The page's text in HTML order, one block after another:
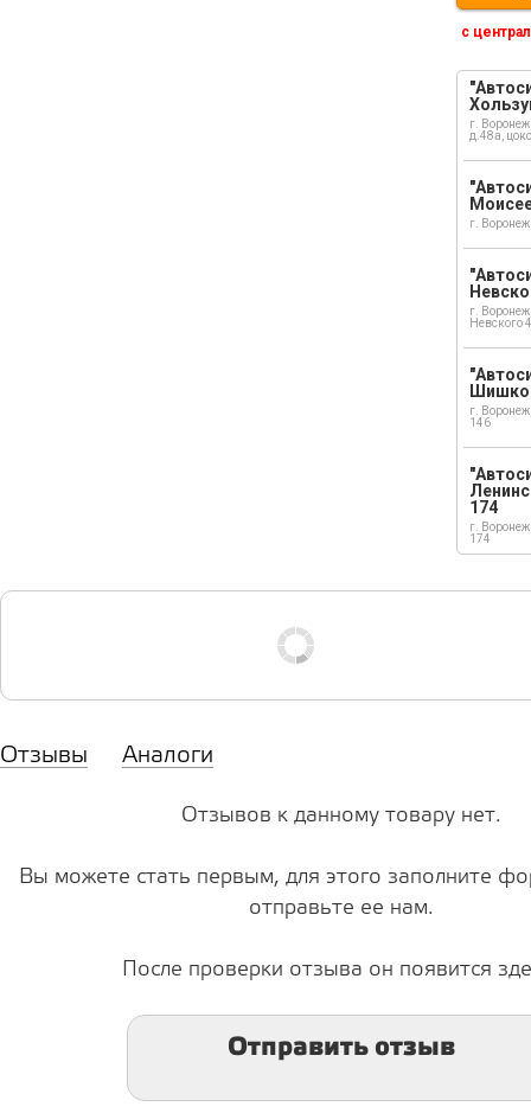
с
г.
д.48а,
г.
г.
Невского
г.
146
174
г.
174
Отзывы Аналоги
Отзывов к данному товару нет.
Вы можете стать первым, для этого заполните
отправьте ее нам.
После проверки отзыва он появится
Отправить отзыв